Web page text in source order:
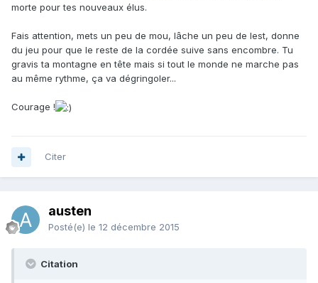
morte pour tes nouveaux élus.
Fais attention, mets un peu de mou, lâche un peu de lest, donne
du jeu pour que le reste de la cordée suive sans encombre. Tu
gravis ta montagne en tête mais si tout le monde ne marche pas
au même rythme, ça va dégringoler...
Courage !
Citer
austen
Posté(e) le 12 décembre 2015
Citation